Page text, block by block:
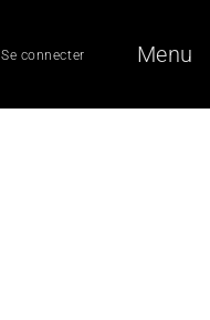
Se connecter Menu